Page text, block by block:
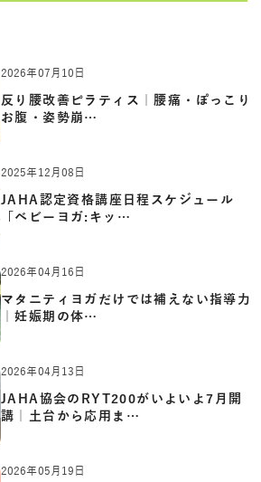
2026年07月10日
反り腰改善ピラティス｜腰痛・ぽっこり
お腹・姿勢崩…
2025年12月08日
JAHA認定資格講座日程スケジュール
「ベビーヨガ:キッ…
2026年04月16日
マタニティヨガだけでは補えない指導力
｜妊娠期の体…
2026年04月13日
JAHA協会のRYT200がいよいよ7月開
講｜土台から応用ま…
2026年05月19日